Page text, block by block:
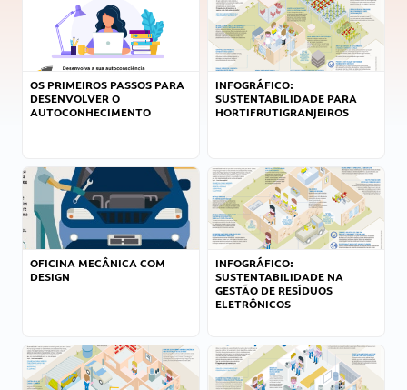
OS PRIMEIROS PASSOS PARA
DESENVOLVER O
AUTOCONHECIMENTO
INFOGRÁFICO:
SUSTENTABILIDADE PARA
HORTIFRUTIGRANJEIROS
OFICINA MECÂNICA COM
DESIGN
INFOGRÁFICO:
SUSTENTABILIDADE NA
GESTÃO DE RESÍDUOS
ELETRÔNICOS